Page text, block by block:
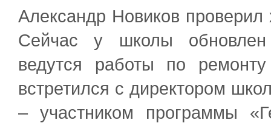
Александр Новиков
Сейчас у школы обновлен
ведутся работы по
встретился с директором
– участником программы